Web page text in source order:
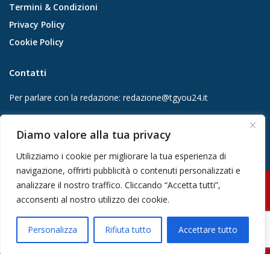
Diamo valore alla tua privacy
Utilizziamo i cookie per migliorare la tua esperienza di
navigazione, offrirti pubblicità o contenuti personalizzati e
analizzare il nostro traffico. Cliccando “Accetta tutti”,
acconsenti al nostro utilizzo dei cookie.
Personalizza Rifiuta tutto Accettare tutto
Termini & Condizioni
Privacy Policy
Cookie Policy
Contatti
Per parlare con la redazione: redazione@tgyou24.it
03234710642 | C.F: MSSGLC89D15L483O | REA: AV - 313130 | Domicilio
digitale: gmgmediacompany@pec.it